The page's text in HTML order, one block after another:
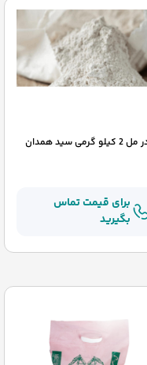
گرمی سید همدان
برای قیمت تماس
بگیرید